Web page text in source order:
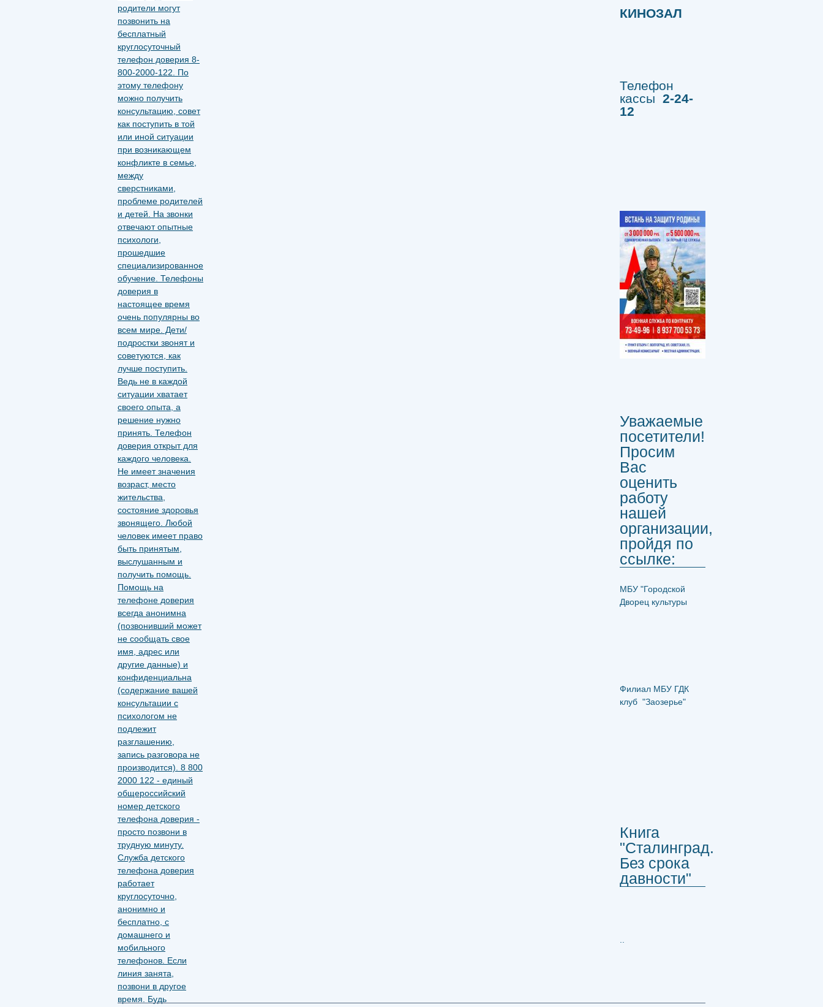
КИНОЗАЛ
Телефон
кассы 2-24-
12
Уважаемые
посетители!
Просим
Вас
оценить
работу
нашей
организации,
пройдя по
ссылке:
МБУ "Городской
Дворец культуры
Филиал МБУ ГДК
клуб "Заозерье"
Книга
"Сталинград.
Без срока
давности"